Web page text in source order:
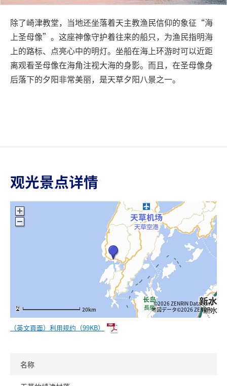
除了崎津教堂，当地还坐落着天主教渔民信仰的象征“海
上圣母像”。这座神像守护着往来的船只，为渔民指明海
上的路标、点亮心中的明灯。坐船在海上环游时可以近距
离观看圣母像在海角注视大海的身影。而且，在圣母像身
后落下的夕阳非常美丽，是天草夕阳八景之一。
观光景点详情
20km
©2026 ZENRIN DataCom
地図データ©2026 ZENRIN
（英文頁面）利用规约（99KB）
名称